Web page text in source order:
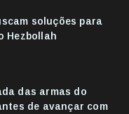
soluções para
Hezbollah
das armas do
de avançar com